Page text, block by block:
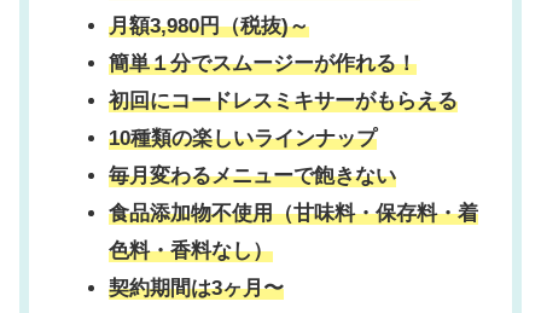
月額3,980円（税抜)～
簡単１分でスムージーが作れる！
初回にコードレスミキサーがもらえる
10種類の楽しいラインナップ
毎月変わるメニューで飽きない
食品添加物不使用（甘味料・保存料・着
色料・香料なし）
契約期間は3ヶ月〜